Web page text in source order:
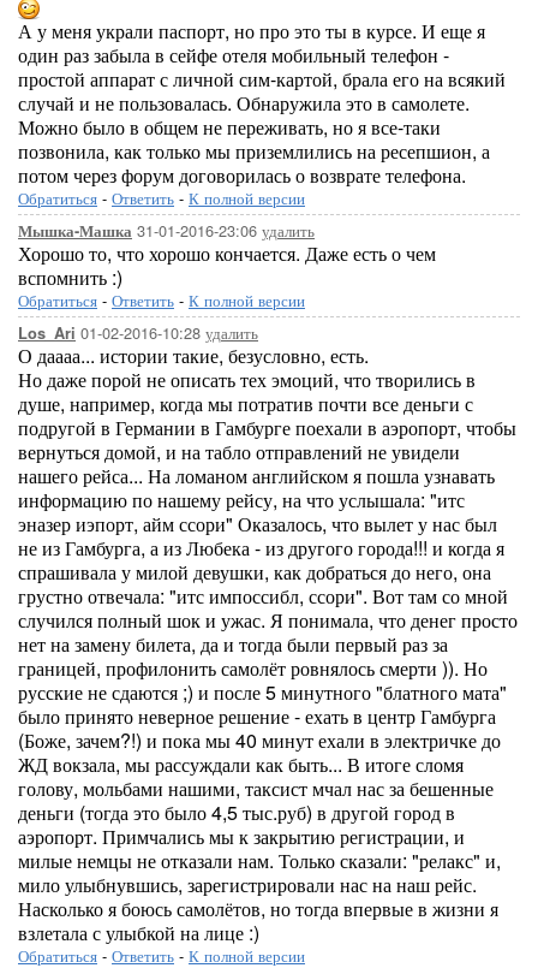
А у меня украли паспорт, но про это ты в курсе. И еще я
один раз забыла в сейфе отеля мобильный телефон -
простой аппарат с личной сим-картой, брала его на всякий
случай и не пользовалась. Обнаружила это в самолете.
Можно было в общем не переживать, но я все-таки
позвонила, как только мы приземлились на ресепшион, а
потом через форум договорилась о возврате телефона.
Обратиться - Ответить - К полной версии
Мышка-Машка 31-01-2016-23:06 удалить
Хорошо то, что хорошо кончается. Даже есть о чем
вспомнить :)
Обратиться - Ответить - К полной версии
Los_Ari 01-02-2016-10:28 удалить
О даааа... истории такие, безусловно, есть.
Но даже порой не описать тех эмоций, что творились в
душе, например, когда мы потратив почти все деньги с
подругой в Германии в Гамбурге поехали в аэропорт, чтобы
вернуться домой, и на табло отправлений не увидели
нашего рейса... На ломаном английском я пошла узнавать
информацию по нашему рейсу, на что услышала: "итс
эназер иэпорт, айм ссори" Оказалось, что вылет у нас был
не из Гамбурга, а из Любека - из другого города!!! и когда я
спрашивала у милой девушки, как добраться до него, она
грустно отвечала: "итс импоссибл, ссори". Вот там со мной
случился полный шок и ужас. Я понимала, что денег просто
нет на замену билета, да и тогда были первый раз за
границей, профилонить самолёт ровнялось смерти )). Но
русские не сдаются ;) и после 5 минутного "блатного мата"
было принято неверное решение - ехать в центр Гамбурга
(Боже, зачем?!) и пока мы 40 минут ехали в электричке до
ЖД вокзала, мы рассуждали как быть... В итоге сломя
голову, мольбами нашими, таксист мчал нас за бешенные
деньги (тогда это было 4,5 тыс.руб) в другой город в
аэропорт. Примчались мы к закрытию регистрации, и
милые немцы не отказали нам. Только сказали: "релакс" и,
мило улыбнувшись, зарегистрировали нас на наш рейс.
Насколько я боюсь самолётов, но тогда впервые в жизни я
взлетала с улыбкой на лице :)
Обратиться - Ответить - К полной версии